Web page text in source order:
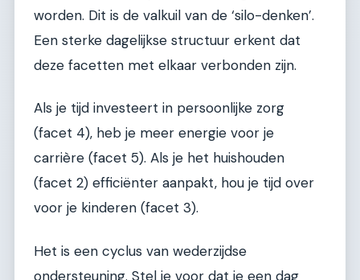
worden. Dit is de valkuil van de ‘silo-denken’.
Een sterke dagelijkse structuur erkent dat
deze facetten met elkaar verbonden zijn.
Als je tijd investeert in persoonlijke zorg
(facet 4), heb je meer energie voor je
carrière (facet 5). Als je het huishouden
(facet 2) efficiënter aanpakt, hou je tijd over
voor je kinderen (facet 3).
Het is een cyclus van wederzijdse
ondersteuning. Stel je voor dat je een dag